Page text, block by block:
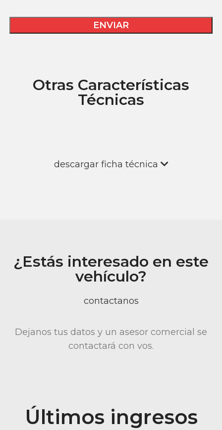
Otras Características
Técnicas
descargar ficha técnica
¿Estás interesado en este
vehículo?
contactanos
Dejanos tus datos y un asesor comercial se
contactará con vos.
Últimos ingresos